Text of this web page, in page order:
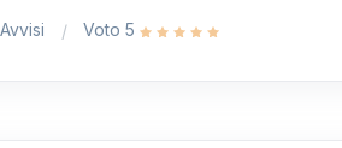
Voto 5